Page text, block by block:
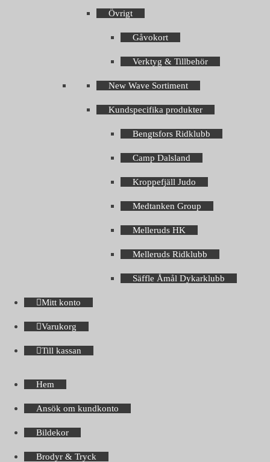
Övrigt
Gåvokort
Verktyg & Tillbehör
New Wave Sortiment
Kundspecifika produkter
Bengtsfors Ridklubb
Camp Dalsland
Kroppefjäll Judo
Medtanken Group
Melleruds HK
Melleruds Ridklubb
Säffle Åmål Dykarklubb
Mitt konto
Varukorg
Till kassan
Hem
Ansök om kundkonto
Bildekor
Brodyr & Tryck